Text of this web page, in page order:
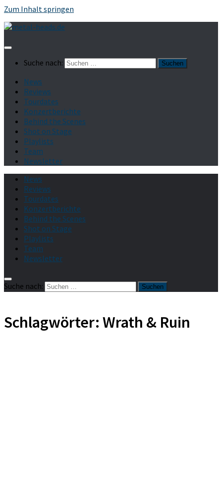
Zum Inhalt springen
Suche nach:
News
Reviews
Tourdates
Konzertberichte
Behind the Scenes
Shot on Stage
Playlists
Team
Newsletter
News
Reviews
Tourdates
Konzertberichte
Behind the Scenes
Shot on Stage
Playlists
Team
Newsletter
Suche nach:
Schlagwörter: Wrath & Ruin